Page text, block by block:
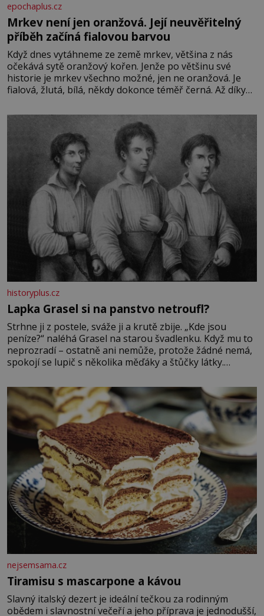
epochaplus.cz
Mrkev není jen oranžová. Její neuvěřitelný
příběh začíná fialovou barvou
Když dnes vytáhneme ze země mrkev, většina z nás
očekává sytě oranžový kořen. Jenže po většinu své
historie je mrkev všechno možné, jen ne oranžová. Je
fialová, žlutá, bílá, někdy dokonce téměř černá. Až díky
bez které si českou zahradu ani nedokážeme představit.
historyplus.cz
Lapka Grasel si na panstvo netroufl?
Strhne ji z postele, sváže ji a krutě zbije. „Kde jsou
peníze?“ naléhá Grasel na starou švadlenku. Když mu to
neprozradí – ostatně ani nemůže, protože žádné nemá,
spokojí se lupič s několika měďáky a štůčky látky.
krutý. Jeho činy budí hrůzu ještě dlouho po jeho smrti
nejsemsama.cz
Tiramisu s mascarpone a kávou
Slavný italský dezert je ideální tečkou za rodinným
obědem i slavnostní večeří a jeho příprava je jednodušší,